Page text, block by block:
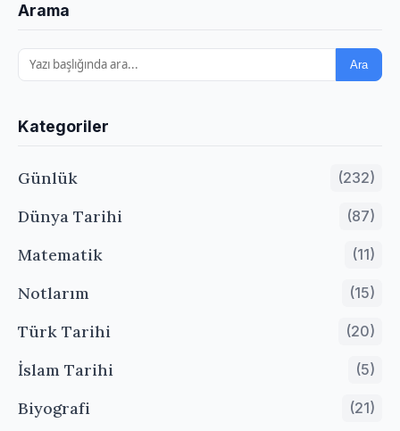
Arama
Ara
Kategoriler
Günlük (232)
Dünya Tarihi (87)
Matematik (11)
Notlarım (15)
Türk Tarihi (20)
İslam Tarihi (5)
Biyografi (21)